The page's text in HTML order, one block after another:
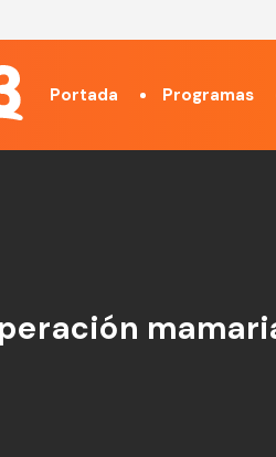
Portada Programas